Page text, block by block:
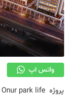
واتس اپ